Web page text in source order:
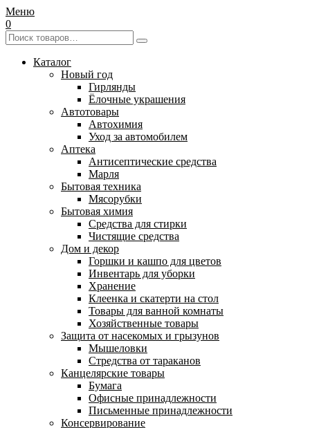
Меню
0
Каталог
Новый год
Гирлянды
Ёлочные украшения
Автотовары
Автохимия
Уход за автомобилем
Аптека
Антисептические средства
Марля
Бытовая техника
Мясорубки
Бытовая химия
Средства для стирки
Чистящие средства
Дом и декор
Горшки и кашпо для цветов
Инвентарь для уборки
Хранение
Клеенка и скатерти на стол
Товары для ванной комнаты
Хозяйственные товары
Защита от насекомых и грызунов
Мышеловки
Стредства от тараканов
Канцелярские товары
Бумага
Офисные принадлежности
Письменные принадлежности
Консервирование